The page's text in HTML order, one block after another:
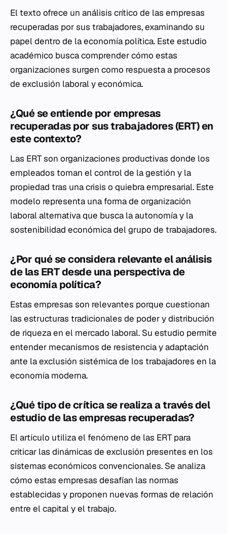
El texto ofrece un análisis crítico de las empresas
recuperadas por sus trabajadores, examinando su
papel dentro de la economía política. Este estudio
académico busca comprender cómo estas
organizaciones surgen como respuesta a procesos
de exclusión laboral y económica.
¿Qué se entiende por empresas
recuperadas por sus trabajadores (ERT) en
este contexto?
Las ERT son organizaciones productivas donde los
empleados toman el control de la gestión y la
propiedad tras una crisis o quiebra empresarial. Este
modelo representa una forma de organización
laboral alternativa que busca la autonomía y la
sostenibilidad económica del grupo de trabajadores.
¿Por qué se considera relevante el análisis
de las ERT desde una perspectiva de
economía política?
Estas empresas son relevantes porque cuestionan
las estructuras tradicionales de poder y distribución
de riqueza en el mercado laboral. Su estudio permite
entender mecanismos de resistencia y adaptación
ante la exclusión sistémica de los trabajadores en la
economía moderna.
¿Qué tipo de crítica se realiza a través del
estudio de las empresas recuperadas?
El artículo utiliza el fenómeno de las ERT para
criticar las dinámicas de exclusión presentes en los
sistemas económicos convencionales. Se analiza
cómo estas empresas desafían las normas
establecidas y proponen nuevas formas de relación
entre el capital y el trabajo.